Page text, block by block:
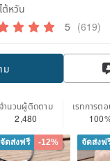
ไต้หวัน
5 (619)
ม
จำนวนผู้ติดตาม
2,480
เรทการต
จัดส่งฟรี -12% จัดส่งฟ